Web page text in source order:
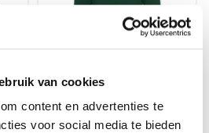
van cookies
content en advertenties te
voor social media te bieden
1280 OWL HOODIE UNISEX